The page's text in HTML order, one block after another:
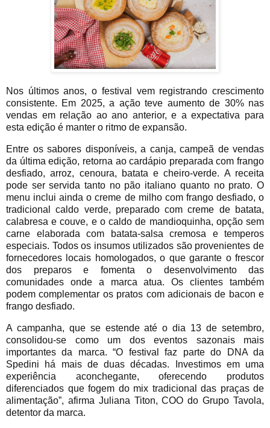
Nos últimos anos, o festival vem registrando crescimento
consistente. Em 2025, a ação teve aumento de 30% nas
vendas em relação ao ano anterior, e a expectativa para
esta edição é manter o ritmo de expansão.
Entre os sabores disponíveis, a canja, campeã de vendas
da última edição, retorna ao cardápio preparada com frango
desfiado, arroz, cenoura, batata e cheiro-verde. A receita
pode ser servida tanto no pão italiano quanto no prato. O
menu inclui ainda o creme de milho com frango desfiado, o
tradicional caldo verde, preparado com creme de batata,
calabresa e couve, e o caldo de mandioquinha, opção sem
carne elaborada com batata-salsa cremosa e temperos
especiais. Todos os insumos utilizados são provenientes de
fornecedores locais homologados, o que garante o frescor
dos preparos e fomenta o desenvolvimento das
comunidades onde a marca atua. Os clientes também
podem complementar os pratos com adicionais de bacon e
frango desfiado.
A campanha, que se estende até o dia 13 de setembro,
consolidou-se como um dos eventos sazonais mais
importantes da marca. “O festival faz parte do DNA da
Spedini há mais de duas décadas. Investimos em uma
experiência aconchegante, oferecendo produtos
diferenciados que fogem do mix tradicional das praças de
alimentação”, afirma Juliana Titon, COO do Grupo Tavola,
detentor da marca.